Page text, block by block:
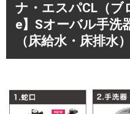
ナ・エスパCL（ブ
e】Sオーバル手洗
（床給水・床排水）